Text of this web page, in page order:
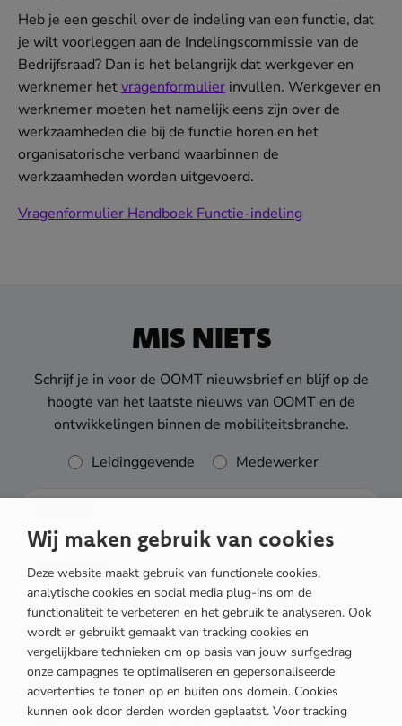
Heb je een geschil over de indeling van een functie, dat
je wilt voorleggen aan de Indelingscommissie van de
Bedrijfsraad? Dan is het belangrijk dat werkgever en
werknemer hetvragenformulier invullen. Werkgever en
werknemer moeten het namelijk eens zijn over de
werkzaamheden die bij de functie horen en het
organisatorische verband waarbinnen de
werkzaamheden worden uitgevoerd.
Vragenformulier Handboek Functie-indeling
MIS NIETS
Schrijf je in voor de OOMT nieuwsbrief en blijf op de
hoogte van het laatste nieuws van OOMT en de
ontwikkelingen binnen de mobiliteitsbranche.
Rol
Leidinggevende Medewerker
DD
dash
Wij maken gebruik van cookies
Deze website maakt gebruik van functionele cookies,
analytische cookies en social media plug-ins om de
functionaliteit te verbeteren en het gebruik te analyseren. Ook
wordt er gebruikt gemaakt van tracking cookies en
vergelijkbare technieken om op basis van jouw surfgedrag
onze campagnes te optimaliseren en gepersonaliseerde
advertenties te tonen op en buiten ons domein. Cookies
kunnen ook door derden worden geplaatst. Voor tracking